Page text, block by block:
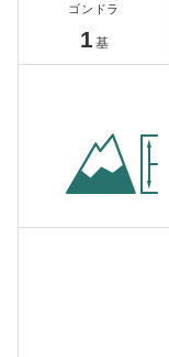
ゴンドラ
1 基